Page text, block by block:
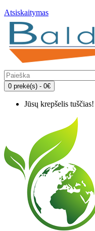
Atsiskaitymas
0 prekė(s) - 0€
Jūsų krepšelis tuščias!